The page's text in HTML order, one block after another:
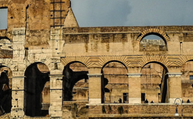
Республика
27 гг до н.э.)
Принципат
г до н.э. — 284 г
Доминат
476 гг)
Века. Готы
Темные Века.
Музеи
Дохристианские
храмы
Христианские храмы,
базилики etc.
Дворцы
Арки, колонны и
обелиски
Фонтаны